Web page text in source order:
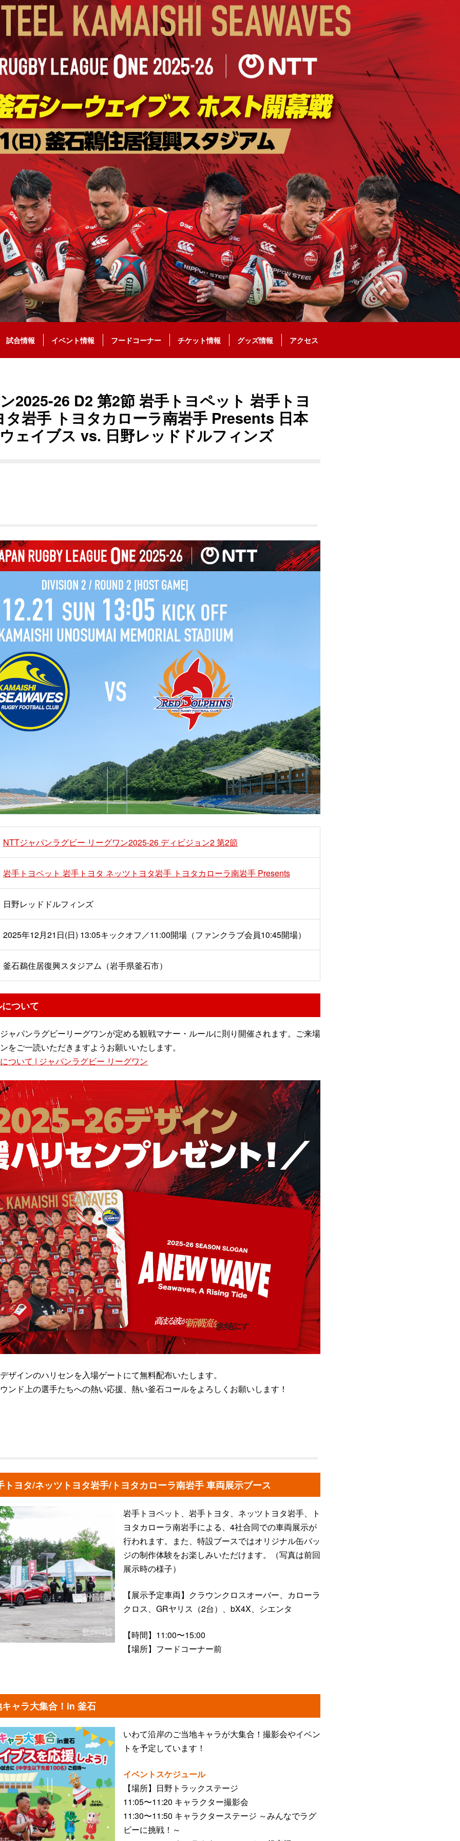
試合情報 イベント情報 フードコーナー チケット情報 グッズ情報 アクセス
2025-26 D2 第2節 岩手トヨペット 岩手トヨ
岩手 トヨタカローラ南岩手 Presents 日本
ェイブス vs. 日野レッドドルフィンズ
NTTジャパンラグビー リーグワン2025-26 ディビジョン2 第2節
岩手トヨペット 岩手トヨタ ネッツトヨタ岩手 トヨタカローラ南岩手 Presents
日野レッドドルフィンズ
2025年12月21日(日) 13:05キックオフ／11:00開場（ファンクラブ会員10:45開場）
釜石鵜住居復興スタジアム（岩手県釜石市）
ついて
ャパンラグビーリーグワンが定める観戦マナー・ルールに則り開催されます。ご来場
をご一読いただきますようお願いいたします。
ついて | ジャパンラグビー リーグワン
ザインのハリセンを入場ゲートにて無料配布いたします。
ンド上の選手たちへの熱い応援、熱い釜石コールをよろしくお願いします！
トヨタ/ネッツトヨタ岩手/トヨタカローラ南岩手 車両展示ブース
岩手トヨペット、岩手トヨタ、ネッツトヨタ岩手、ト
ヨタカローラ南岩手による、4社合同での車両展示が
行われます。また、特設ブースではオリジナル缶バッ
ジの制作体験をお楽しみいただけます。（写真は前回
展示時の様子）
【展示予定車両】クラウンクロスオーバー、カローラ
クロス、GRヤリス（2台）、bX4X、シエンタ
【時間】11:00〜15:00
【場所】フードコーナー前
ャラ大集合！in 釜石
いわて沿岸のご当地キャラが大集合！撮影会やイベン
トを予定しています！
イベントスケジュール
【場所】日野トラックステージ
11:05〜11:20 キャラクター撮影会
11:30〜11:50 キャラクターステージ ～みんなでラグ
ビーに挑戦！～